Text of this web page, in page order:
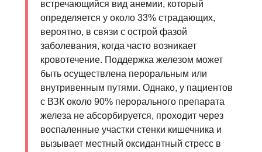
встречающийся вид анемии, который
определяется у около 33% страдающих,
вероятно, в связи с острой фазой
заболевания, когда часто возникает
кровотечение. Поддержка железом может
быть осуществлена пероральным или
внутривенным путями. Однако, у пациентов
с ВЗК около 90% перорального препарата
железа не абсорбируется, проходит через
воспаленные участки стенки кишечника и
вызывает местный оксидантный стресс в